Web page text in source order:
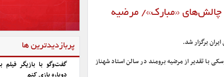
چالش‌های «مبارک»/ مرضیه
برگزار شد.
با تقدیر از مرضیه برومند در سالن استاد شهناز
پربازدیدترین ها
گفت‌وگو با بازیگر فیلم